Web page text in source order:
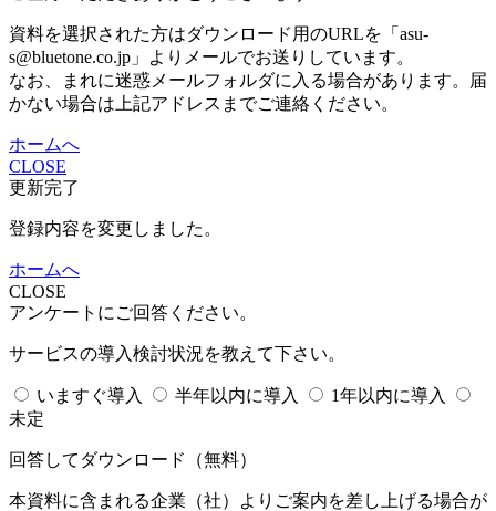
資料を選択された方はダウンロード用のURLを「asu-
s@bluetone.co.jp」よりメールでお送りしています。
なお、まれに迷惑メールフォルダに入る場合があります。届
かない場合は上記アドレスまでご連絡ください。
ホームへ
CLOSE
更新完了
登録内容を変更しました。
ホームへ
CLOSE
アンケートにご回答ください。
サービスの導入検討状況を教えて下さい。
いますぐ導入 半年以内に導入
1年以内に導入
未定
回答してダウンロード （無料）
本資料に含まれる企業（社）よりご案内を差し上げる場合が